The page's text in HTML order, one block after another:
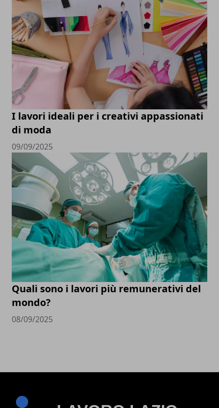
I lavori ideali per i creativi appassionati
di moda
09/09/2025
Quali sono i lavori più remunerativi del
mondo?
08/09/2025